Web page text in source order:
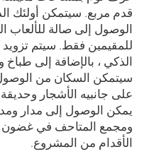
قدم مربع. سيتمكن أولئك
الوصول إلى صالة للألعاب
للمقيمين فقط. سيتم
الذكي ، بالإضافة إلى
سيتمكن السكان من
على جانبيه الأشجار
يمكن الوصول إلى مدار
الأقدام من المشروع.